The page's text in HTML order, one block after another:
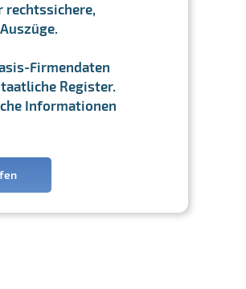
rechtssichere,
Firmendaten
Register.
Informationen